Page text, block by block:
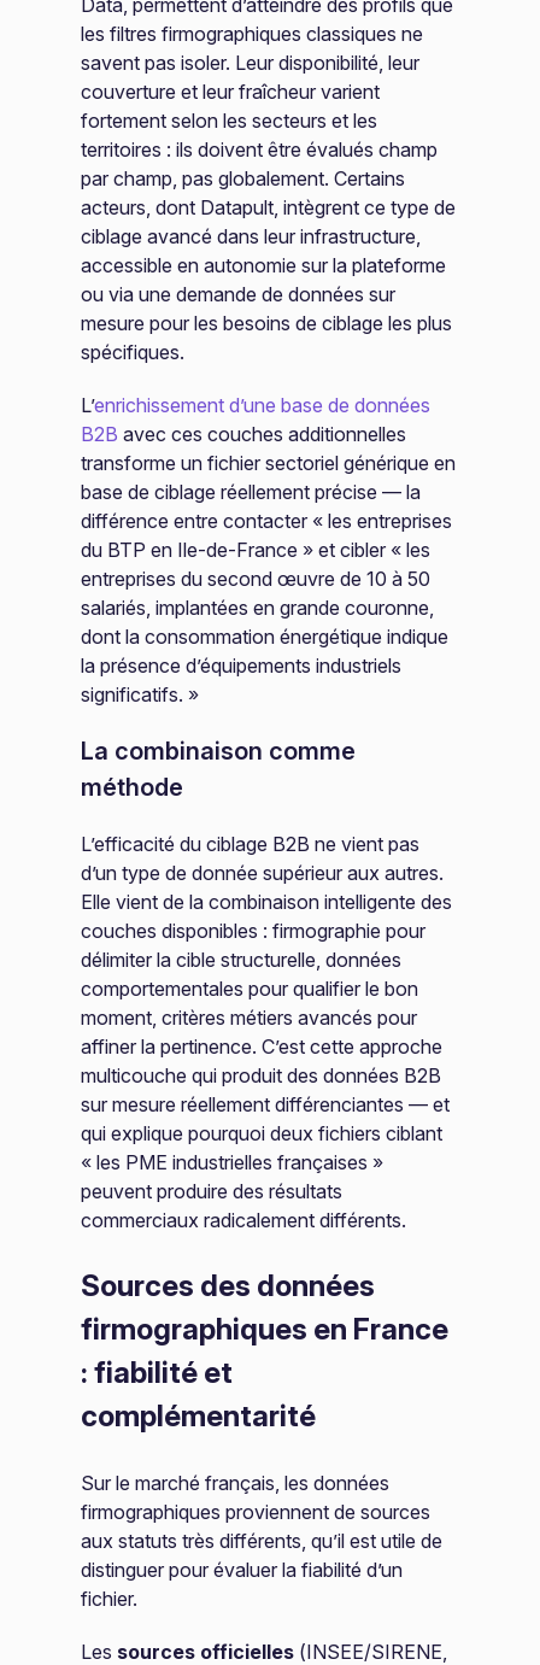
les filtres firmographiques classiques ne
savent pas isoler. Leur disponibilité, leur
couverture et leur fraîcheur varient
fortement selon les secteurs et les
territoires : ils doivent être évalués champ
par champ, pas globalement. Certains
acteurs, dont Datapult, intègrent ce type de
ciblage avancé dans leur infrastructure,
accessible en autonomie sur la plateforme
ou via une demande de données sur
mesure pour les besoins de ciblage les plus
spécifiques.
L’enrichissement d’une base de données
B2B avec ces couches additionnelles
transforme un fichier sectoriel générique en
base de ciblage réellement précise — la
différence entre contacter « les entreprises
du BTP en Ile-de-France » et cibler « les
entreprises du second œuvre de 10 à 50
salariés, implantées en grande couronne,
dont la consommation énergétique indique
la présence d’équipements industriels
significatifs. »
La combinaison comme
méthode
L’efficacité du ciblage B2B ne vient pas
d’un type de donnée supérieur aux autres.
Elle vient de la combinaison intelligente des
couches disponibles : firmographie pour
délimiter la cible structurelle, données
comportementales pour qualifier le bon
moment, critères métiers avancés pour
affiner la pertinence. C’est cette approche
multicouche qui produit des données B2B
sur mesure réellement différenciantes — et
qui explique pourquoi deux fichiers ciblant
« les PME industrielles françaises »
peuvent produire des résultats
commerciaux radicalement différents.
Sources des données
firmographiques en France
: fiabilité et
complémentarité
Sur le marché français, les données
firmographiques proviennent de sources
aux statuts très différents, qu’il est utile de
distinguer pour évaluer la fiabilité d’un
fichier.
Les sources officielles (INSEE/SIRENE,